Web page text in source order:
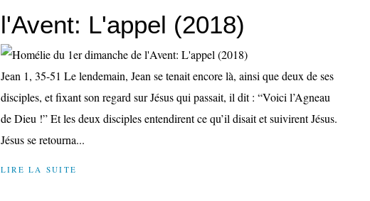
l'Avent: L'appel (2018)
Jean 1, 35-51 Le lendemain, Jean se tenait encore là, ainsi que deux de ses
disciples, et fixant son regard sur Jésus qui passait, il dit : “Voici l’Agneau
de Dieu !” Et les deux disciples entendirent ce qu’il disait et suivirent Jésus.
Jésus se retourna...
LIRE LA SUITE